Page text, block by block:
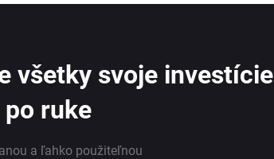
všetky svoje investície
ruke
a ľahko použiteľnou